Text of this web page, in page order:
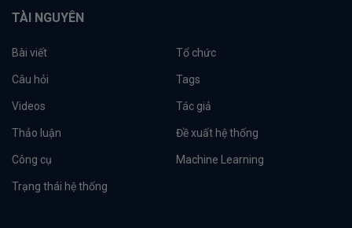
TÀI NGUYÊN
Bài viết Tổ chức
Câu hỏi Tags
Videos Tác giả
Thảo luận Đề xuất hệ thống
Công cụ Machine Learning
Trạng thái hệ thống